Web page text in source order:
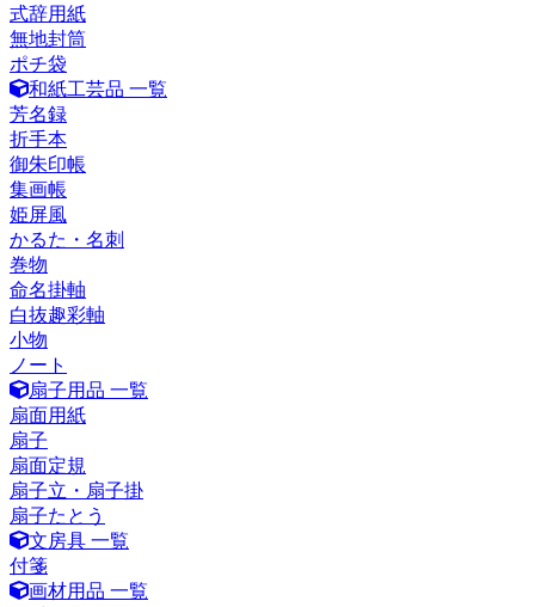
式辞用紙
無地封筒
ポチ袋
和紙工芸品 一覧
芳名録
折手本
御朱印帳
集画帳
姫屏風
かるた・名刺
巻物
命名掛軸
白抜趣彩軸
小物
ノート
扇子用品 一覧
扇面用紙
扇子
扇面定規
扇子立・扇子掛
扇子たとう
文房具 一覧
付箋
画材用品 一覧